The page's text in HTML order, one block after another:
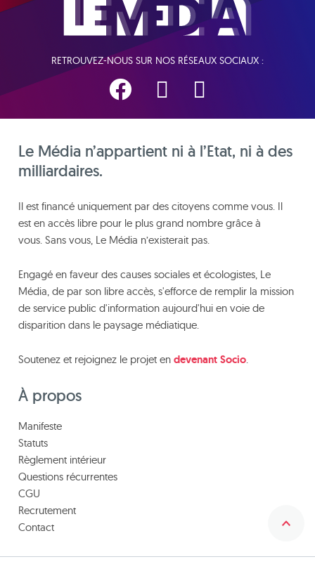
RETROUVEZ-NOUS SUR NOS RÉSEAUX SOCIAUX :
Le Média n’appartient ni à l’Etat, ni à des
milliardaires.
Il est financé uniquement par des citoyens comme vous. Il
est en accès libre pour le plus grand nombre grâce à
vous. Sans vous, Le Média n’existerait pas.
Engagé en faveur des causes sociales et écologistes, Le
Média, de par son libre accès, s'efforce de remplir la mission
de service public d'information aujourd'hui en voie de
disparition dans le paysage médiatique.
Soutenez et rejoignez le projet en devenant Socio.
À propos
Manifeste
Statuts
Règlement intérieur
Questions récurrentes
CGU
Recrutement
Contact